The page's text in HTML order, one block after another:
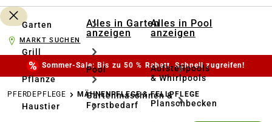
Garten
Grill
Pflanze
Haustier
Alles in Garten
anzeigen
Pool
Gartenmaschinen &
Forstbedarf
Alles in Pool
anzeigen
Aufstellpools
& Whirlpools
Planschbecken
MARKT SUCHEN
Sommer-Sale: Bis zu 50 % Rabatt. Schnell zugreifen!
PFERDEPFLEGE MÄHNENPFLEGE & FELLPFLEGE